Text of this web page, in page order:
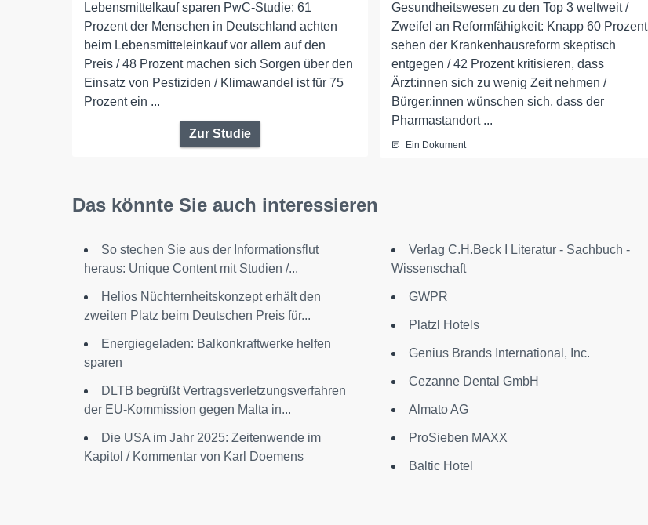
Lebensmittelkauf sparen PwC-Studie: 61
Prozent der Menschen in Deutschland achten
beim Lebensmitteleinkauf vor allem auf den
Preis / 48 Prozent machen sich Sorgen über den
Einsatz von Pestiziden / Klimawandel ist für 75
Prozent ein ...
Zur Studie
Gesundheitswesen zu den Top 3 weltweit /
Zweifel an Reformfähigkeit: Knapp 60 Prozent
sehen der Krankenhausreform skeptisch
entgegen / 42 Prozent kritisieren, dass
Ärzt:innen sich zu wenig Zeit nehmen /
Bürger:innen wünschen sich, dass der
Pharmastandort ...
Ein Dokument
Das könnte Sie auch interessieren
So stechen Sie aus der Informationsflut
heraus: Unique Content mit Studien /...
Helios Nüchternheitskonzept erhält den
zweiten Platz beim Deutschen Preis für...
Energiegeladen: Balkonkraftwerke helfen
sparen
DLTB begrüßt Vertragsverletzungsverfahren
der EU-Kommission gegen Malta in...
Die USA im Jahr 2025: Zeitenwende im
Kapitol / Kommentar von Karl Doemens
Verlag C.H.Beck I Literatur - Sachbuch -
Wissenschaft
GWPR
Platzl Hotels
Genius Brands International, Inc.
Cezanne Dental GmbH
Almato AG
ProSieben MAXX
Baltic Hotel